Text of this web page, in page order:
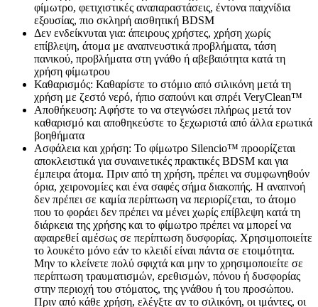
φίμωτρο, φετιχιστικές αναπαραστάσεις, έντονα παιχνίδια
εξουσίας, πιο σκληρή αισθητική BDSM
Δεν ενδείκνυται για: άπειρους χρήστες, χρήση χωρίς
επίβλεψη, άτομα με αναπνευστικά προβλήματα, τάση
πανικού, προβλήματα στη γνάθο ή αβεβαιότητα κατά τη
χρήση φίμωτρου
Καθαρισμός: Καθαρίστε το στόμιο από σιλικόνη μετά τη
χρήση με ζεστό νερό, ήπιο σαπούνι και σπρέι VeryClean™
Αποθήκευση: Αφήστε το να στεγνώσει πλήρως μετά τον
καθαρισμό και αποθηκεύστε το ξεχωριστά από άλλα ερωτικά
βοηθήματα
Ασφάλεια και χρήση: Το φίμωτρο Silencio™ προορίζεται
αποκλειστικά για συναινετικές πρακτικές BDSM και για
έμπειρα άτομα. Πριν από τη χρήση, πρέπει να συμφωνηθούν
όρια, χειρονομίες και ένα σαφές σήμα διακοπής. Η αναπνοή
δεν πρέπει σε καμία περίπτωση να περιορίζεται, το άτομο
που το φοράει δεν πρέπει να μένει χωρίς επίβλεψη κατά τη
διάρκεια της χρήσης και το φίμωτρο πρέπει να μπορεί να
αφαιρεθεί αμέσως σε περίπτωση δυσφορίας. Χρησιμοποιείτε
το λουκέτο μόνο εάν το κλειδί είναι πάντα σε ετοιμότητα.
Μην το κλείνετε πολύ σφιχτά και μην το χρησιμοποιείτε σε
περίπτωση τραυματισμών, ερεθισμών, πόνου ή δυσφορίας
στην περιοχή του στόματος, της γνάθου ή του προσώπου.
Πριν από κάθε χρήση, ελέγξτε αν το σιλικόνη, οι ιμάντες, οι